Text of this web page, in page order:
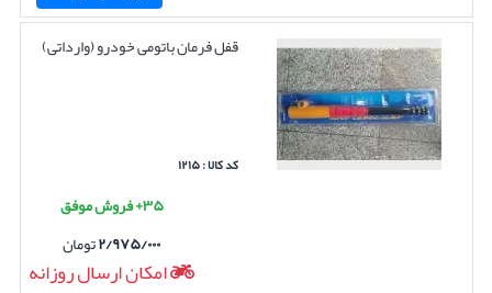
قفل فرمان باتومی خودرو (وارداتی)
کد کالا : ۱۲۱۵
۳۵+ فروش موفق
۲/۹۷۵/۰۰۰تومان
امکان ارسال روزانه